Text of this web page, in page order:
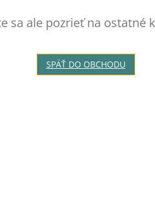
sa ale pozrieť na ostatné
SPÄŤ DO OBCHODU